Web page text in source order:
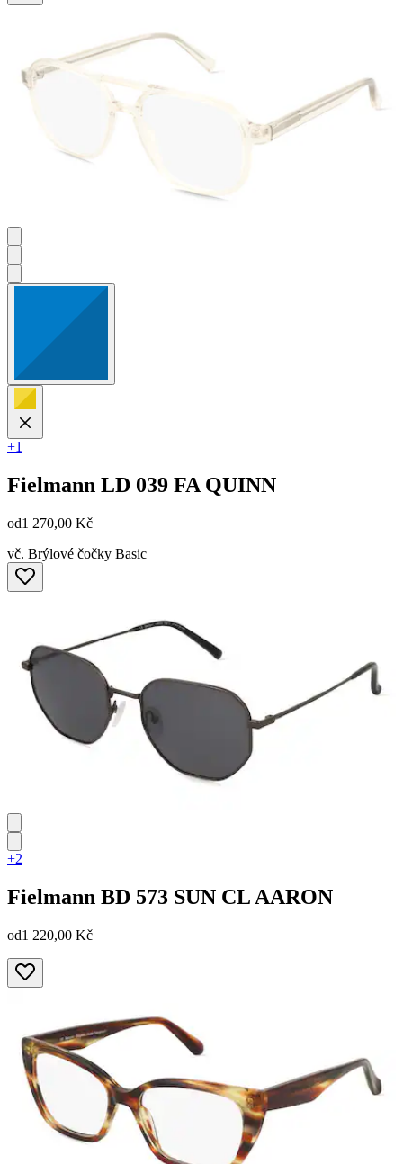
+1
Fielmann LD 039 FA QUINN
od1 270,00 Kč
vč. Brýlové čočky Basic
+2
Fielmann BD 573 SUN CL AARON
od1 220,00 Kč